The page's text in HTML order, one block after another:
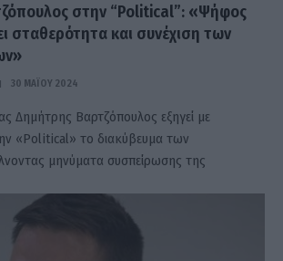
στην “Political”: «Ψήφος
σταθερότητα και συνέχιση των
30 ΜΑΪ́ΟΥ 2024
Δημήτρης Βαρτζόπουλος εξηγεί με
«Political» το διακύβευμα των
μηνύματα συσπείρωσης της